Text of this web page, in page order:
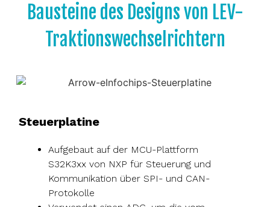
Bausteine des Designs von LEV-
Traktionswechselrichtern
Steuerplatine
Aufgebaut auf der MCU-Plattform
S32K3xx von NXP für Steuerung und
Kommunikation über SPI- und CAN-
Protokolle